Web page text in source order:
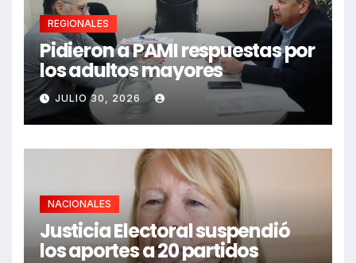
REGIONALES
Pidieron a PAMI respuestas por
los adultos mayores
JULIO 30, 2026
NACIONALES
Justicia Electoral suspendió
los aportes a 20 partidos